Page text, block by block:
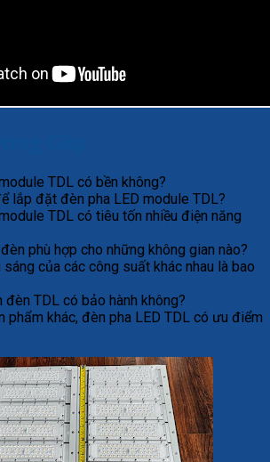
TDL có bền không?
lắp đặt đèn pha LED module TDL?
TDL có tiêu tốn nhiều điện năng
phù hợp cho những không gian nào?
sáng của các công suất khác nhau là bao
đèn TDL có bảo hành không?
phẩm khác, đèn pha LED TDL có ưu điểm